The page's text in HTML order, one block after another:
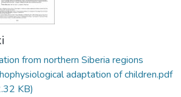
from northern Siberia regions
adaptation of children.pdf
KB)